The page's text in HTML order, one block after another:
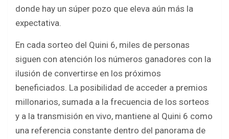
donde hay un súper pozo que eleva aún más la
expectativa.
En cada sorteo del Quini 6, miles de personas
siguen con atención los números ganadores con la
ilusión de convertirse en los próximos
beneficiados. La posibilidad de acceder a premios
millonarios, sumada a la frecuencia de los sorteos
y a la transmisión en vivo, mantiene al Quini 6 como
una referencia constante dentro del panorama de